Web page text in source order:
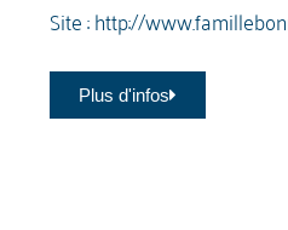
Site :http://
Plus d'infos